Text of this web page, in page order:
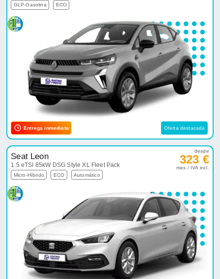
GLP-Gasolina ECO
Entrega inmediata Oferta destacada
Seat Leon
1.5 eTSI 85kW DSG Style XL Fleet Pack
Micro-Híbrido ECO Automático
desde
323 €
mes / IVA incl.